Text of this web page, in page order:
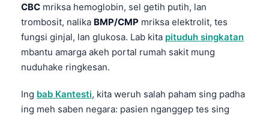
CBC mriksa hemoglobin, sel getih putih, lan
trombosit, nalika BMP/CMP mriksa elektrolit, tes
fungsi ginjal, lan glukosa. Lab kita pituduh singkatan
mbantu amarga akeh portal rumah sakit mung
nuduhake ringkesan.
Ing bab Kantesti, kita weruh salah paham sing padha
ing meh saben negara: pasien nganggep tes sing